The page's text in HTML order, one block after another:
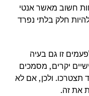
חשוב מאשר אנטי
חלק בלתי נפרד
זו גם בעיה
יקרים, מסמכים
תצטרכו. ולכן, אם לא
את זה.